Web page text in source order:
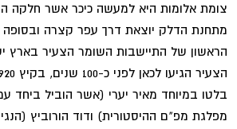
צומת אלומות היא למעשה כיכר אשר חלקה
מתחנת הדלק יוצאת דרך עפר קצרה ובסופה
הראשון של התיישבות השומר הצעיר בארץ
בלטו במיוחד מאיר יערי (אשר הוביל ביחד
מפלגת מפ"ם ההיסטורית) ודוד הורוביץ